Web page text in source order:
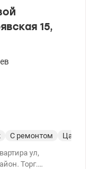
15,
С ремонтом
ул,
Торг.